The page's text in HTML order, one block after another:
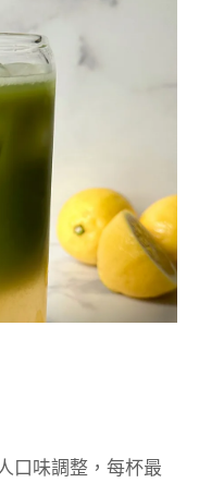
口味調整，每杯最